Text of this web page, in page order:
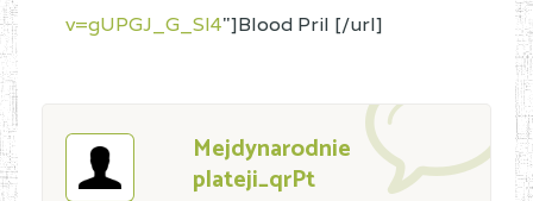
v=gUPGJ_G_Sl4"]Blood Pril [/url]
Mejdynarodnie
plateji_qrPt